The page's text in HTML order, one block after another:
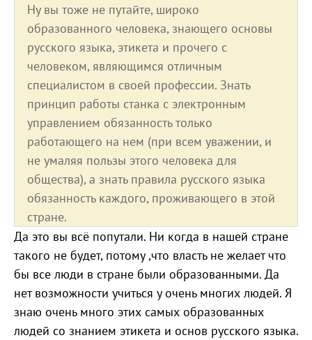
Ну вы тоже не путайте, широко
образованного человека, знающего основы
русского языка, этикета и прочего с
человеком, являющимся отличным
специалистом в своей профессии. Знать
принцип работы станка с электронным
управлением обязанность только
работающего на нем (при всем уважении, и
не умаляя пользы этого человека для
общества), а знать правила русского языка
обязанность каждого, проживающего в этой
стране.
Да это вы всё попутали. Ни когда в нашей стране
такого не будет, потому ,что власть не желает что
бы все люди в стране были образованными. Да
нет возможности учиться у очень многих людей. Я
знаю очень много этих самых образованных
людей со знанием этикета и основ русского языка.